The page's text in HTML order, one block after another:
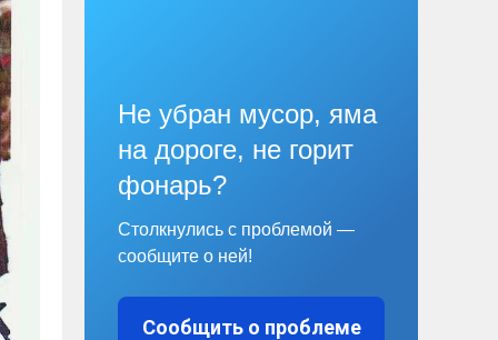
Не убран мусор, яма
на дороге, не горит
фонарь?
Столкнулись с проблемой —
сообщите о ней!
Сообщить о проблеме